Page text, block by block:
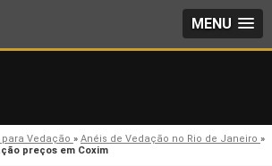
MENU
para Vedação » Anéis de Vedação no Rio de Janeiro »
preços em Coxim